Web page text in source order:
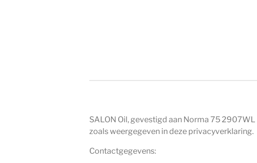
SALON Oil, gevestigd aan Norma 75
zoals weergegeven in deze privacyverklaring.
Contactgegevens: